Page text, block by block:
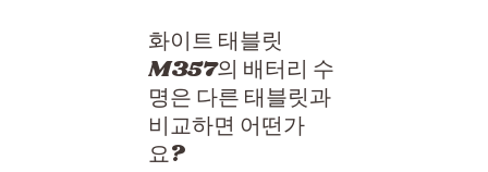
화이트 태블릿
M357의 배터리 수
명은 다른 태블릿과
비교하면 어떤가
요?